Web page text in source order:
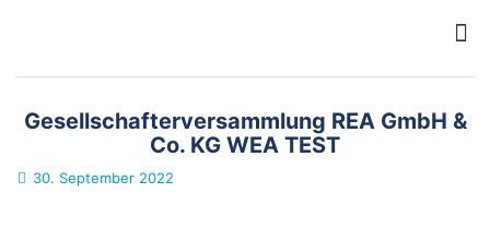
Gesellschafterversammlung REA GmbH &
Co. KG WEA TEST
30. September 2022